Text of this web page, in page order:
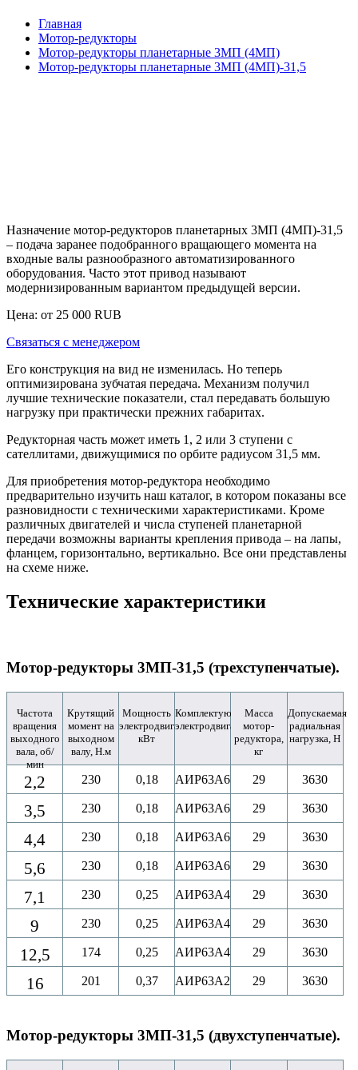
Главная
Мотор-редукторы
Мотор-редукторы планетарные 3МП (4МП)
Мотор-редукторы планетарные 3МП (4МП)-31,5
Назначение мотор-редукторов планетарных 3МП (4МП)-31,5
– подача заранее подобранного вращающего момента на
входные валы разнообразного автоматизированного
оборудования. Часто этот привод называют
модернизированным вариантом предыдущей версии.
Цена: от 25 000 RUB
Связаться с менеджером
Его конструкция на вид не изменилась. Но теперь
оптимизирована зубчатая передача. Механизм получил
лучшие технические показатели, стал передавать большую
нагрузку при практически прежних габаритах.
Редукторная часть может иметь 1, 2 или 3 ступени с
сателлитами, движущимися по орбите радиусом 31,5 мм.
Для приобретения мотор-редуктора необходимо
предварительно изучить наш каталог, в котором показаны все
разновидности с техническими характеристиками. Кроме
различных двигателей и числа ступеней планетарной
передачи возможны варианты крепления привода – на лапы,
фланцем, горизонтально, вертикально. Все они представлены
на схеме ниже.
Технические характеристики
Мотор-редукторы 3МП-31,5 (трехступенчатые).
Частота
вращения
выходного
вала, об/
мин
Крутящий
момент на
выходном
валу, Н.м
Мощность
электродвигателя,
кВт
Комплектующий
электродвигатель
Масса
мотор-
редуктора,
кг
Допускаемая
радиальная
нагрузка, Н
2,2 230 0,18 АИР63A6 29 3630
3,5 230 0,18 АИР63A6 29 3630
4,4 230 0,18 АИР63A6 29 3630
5,6 230 0,18 АИР63A6 29 3630
7,1 230 0,25 АИР63A4 29 3630
9 230 0,25 АИР63A4 29 3630
12,5 174 0,25 АИР63A4 29 3630
16 201 0,37 АИР63A2 29 3630
Мотор-редукторы 3МП-31,5 (двухступенчатые).